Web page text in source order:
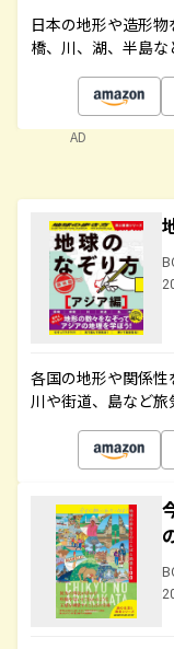
日本の地形や造形
橋、川、湖、半島な
AD
各国の地形や関係性
川や街道、島など旅